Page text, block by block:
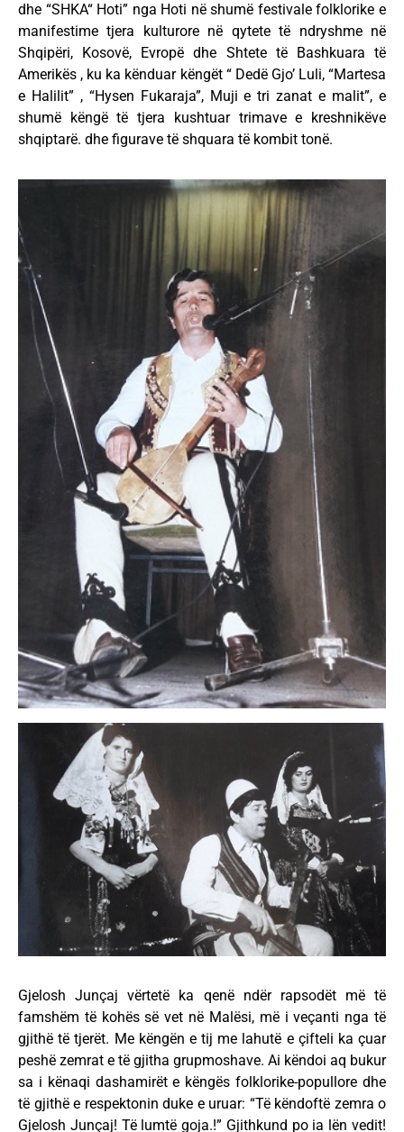
dhe “SHKA“ Hoti” nga Hoti në shumë festivale folklorike e
manifestime tjera kulturore në qytete të ndryshme në
Shqipëri, Kosovë, Evropë dhe Shtete të Bashkuara të
Amerikës , ku ka kënduar këngët “ Dedë Gjo’ Luli, “Martesa
e Halilit” , “Hysen Fukaraja”, Muji e tri zanat e malit”, e
shumë këngë të tjera kushtuar trimave e kreshnikëve
shqiptarë. dhe figurave të shquara të kombit tonë.
Gjelosh Junçaj vërtetë ka qenë ndër rapsodët më të
famshëm të kohës së vet në Malësi, më i veçanti nga të
gjithë të tjerët. Me këngën e tij me lahutë e çifteli ka çuar
peshë zemrat e të gjitha grupmoshave. Ai këndoi aq bukur
sa i kënaqi dashamirët e këngës folklorike-popullore dhe
të gjithë e respektonin duke e uruar: “Të këndoftë zemra o
Gjelosh Junçaj! Të lumtë goja.!” Gjithkund po ia lën vedit!